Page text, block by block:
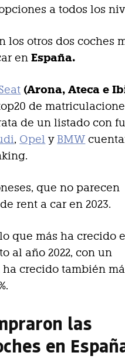
a todos los
los otros dos coches
enEspaña.
(Arona, Ateca e
de
de un listado con
, Opel y BMW
que no parecen
rent a car en 2023.
que más ha crecido
al año 2022, con un
ha crecido también
las
en